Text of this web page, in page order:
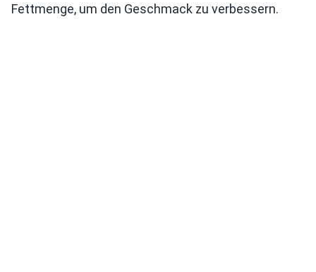
Fettmenge, um den Geschmack zu verbessern.